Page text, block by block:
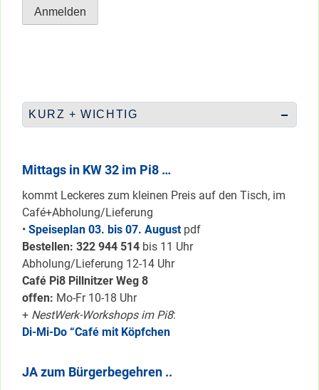
KURZ + WICHTIG
Mittags in KW 32 im Pi8 …
kommt Leckeres zum kleinen Preis auf den Tisch, im
Café+Abholung/Lieferung
• Speiseplan 03. bis 07. August pdf
Bestellen: 322 944 514 bis 11 Uhr
Abholung/Lieferung 12-14 Uhr
Café Pi8 Pillnitzer Weg 8
offen: Mo-Fr 10-18 Uhr
+ NestWerk-Workshops im Pi8:
Di-Mi-Do “Café mit Köpfchen
JA zum Bürgerbegehren ..